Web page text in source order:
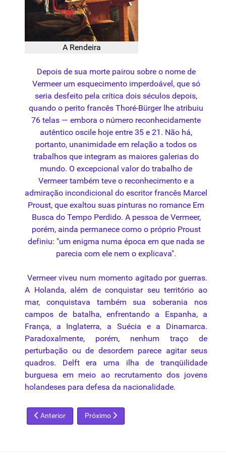
A Rendeira
Depois de sua morte pairou sobre o nome de
Vermeer um esquecimento imperdoável, que só
seria desfeito pela crítica dois séculos depois,
quando o perito francês Thoré-Bürger lhe atribuiu
76 telas — embora o número reconhecidamente
autêntico oscile hoje entre 35 e 21. Não há,
portanto, unanimidade em relação a todos os
trabalhos que integram as maiores galerias do
mundo. O excepcional valor do trabalho de
Vermeer também teve o reconhecimento e a
admiração incondicional do escritor francês Marcel
Proust, que exaltou suas pinturas no romance Em
Busca do Tempo Perdido. A pessoa de Vermeer,
porém, ainda permanece como o próprio Proust
definiu: "um enigma numa época em que nada se
parecia com ele nem o explicava".
Vermeer viveu num momento agitado por guerras.
A Holanda, além de conquistar seu território ao
mar, conquistava também sua soberania nos
campos de batalha, enfrentando a Espanha, a
França, a Inglaterra, a Suécia e a Dinamarca.
Paradoxalmente, porém, nenhum traço de
perturbação ou de desordem parece agitar seus
quadros. Delft era uma ilha de tranqüilidade
burguesa em meio ao recrutamento dos jovens
holandeses para defesa da nacionalidade.
Artigo anterior: Jean Auguste Dominique Ingres
Anterior Próximo artigo: John Constable
Próximo